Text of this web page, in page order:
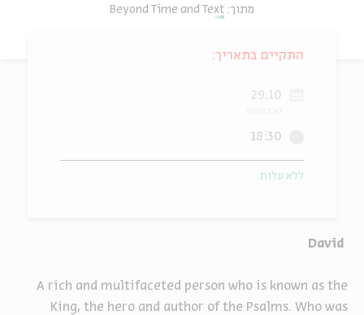
מתוך: Beyond Time and Text
David
A rich and multifaceted person who is known as the
King, the hero and author of the Psalms. Who was
התקיים בתאריך:
29.10
18:30
ללא עלות